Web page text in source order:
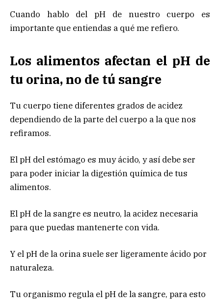
Cuando hablo del pH de nuestro cuerpo es
importante que entiendas a qué me refiero.
Los alimentos afectan el pH de
tu orina, no de tú sangre
Tu cuerpo tiene diferentes grados de acidez
dependiendo de la parte del cuerpo a la que nos
refiramos.
El pH del estómago es muy ácido, y así debe ser
para poder iniciar la digestión química de tus
alimentos.
El pH de la sangre es neutro, la acidez necesaria
para que puedas mantenerte con vida.
Y el pH de la orina suele ser ligeramente ácido por
naturaleza.
Tu organismo regula el pH de la sangre, para esto